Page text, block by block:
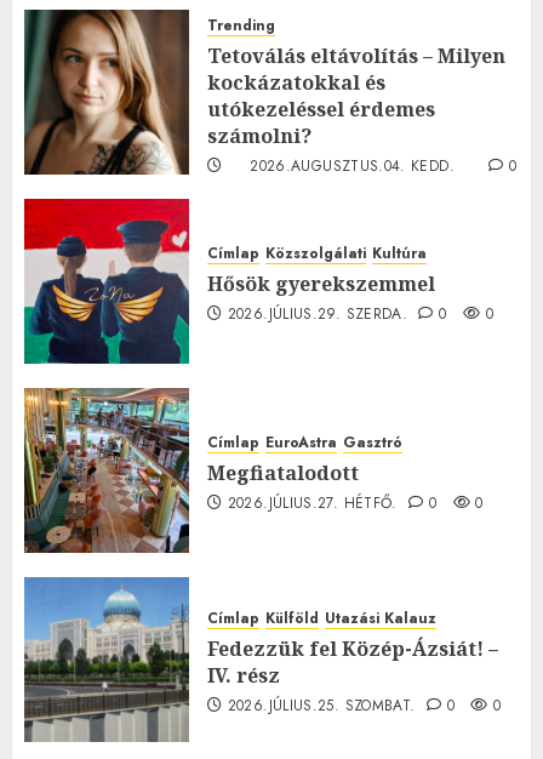
Trending
Tetoválás eltávolítás – Milyen
kockázatokkal és
utókezeléssel érdemes
számolni?
2026.AUGUSZTUS.04. KEDD.
0
Címlap Közszolgálati Kultúra
Hősök gyerekszemmel
2026.JÚLIUS.29. SZERDA. 0 0
Címlap EuroAstra Gasztró
Megfiatalodott
2026.JÚLIUS.27. HÉTFŐ. 0 0
Címlap Külföld Utazási Kalauz
Fedezzük fel Közép-Ázsiát! –
IV. rész
2026.JÚLIUS.25. SZOMBAT. 0 0